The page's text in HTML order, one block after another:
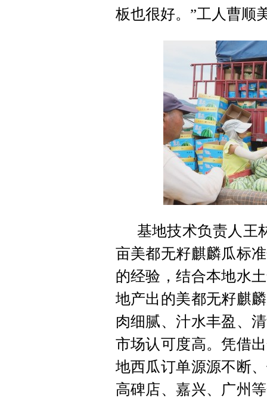
板也很好。”工人曹顺
基地技术负责人王
亩美都无籽麒麟瓜标
的经验，结合本地水
地产出的美都无籽麒
肉细腻、汁水丰盈、
市场认可度高。凭借
地西瓜订单源源不断
高碑店、嘉兴、广州